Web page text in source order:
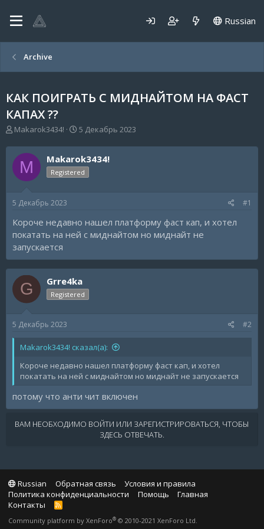
Russian
Archive
КАК ПОИГРАТЬ С МИДНАЙТОМ НА ФАСТ
КАПАХ ??
А
т
о
р
м
Makarok3434!
Д
т
а
н
а
5 Декабрь 2023
M Makarok3434!
Registered
5 Декабрь 2023 #1
Короче недавно нашел платформу фаст кап, и хотел
покатать на ней с миднайтом но миднайт не
запускается
G Grre4ka
Registered
5 Декабрь 2023 #2
Makarok3434! сказал(а):
Короче недавно нашел платформу фаст кап, и хотел
покатать на ней с миднайтом но миднайт не запускается
потому что анти чит включен
ВАМ НЕОБХОДИМО ВОЙТИ ИЛИ ЗАРЕГИСТРИРОВАТЬСЯ, ЧТОБЫ
ЗДЕСЬ ОТВЕЧАТЬ.
Russian Обратная связь
Условия и правила
Политика конфиденциальности
Помощь
Главная
Контакты
R
S
Community platform by XenForo® © 2010-2021 XenForo Ltd.